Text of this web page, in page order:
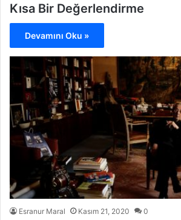
Kısa Bir Değerlendirme
Devamını Oku »
Esranur Maral Kasım 21, 2020 0